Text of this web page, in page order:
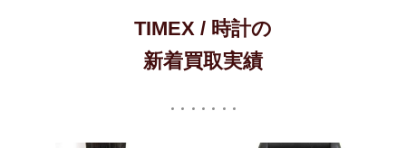
TIMEX / 時計の
新着買取実績